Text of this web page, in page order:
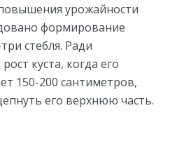
урожайности
формирование
стебля. Ради
куста, когда его
150-200 сантиметров,
его верхнюю часть.